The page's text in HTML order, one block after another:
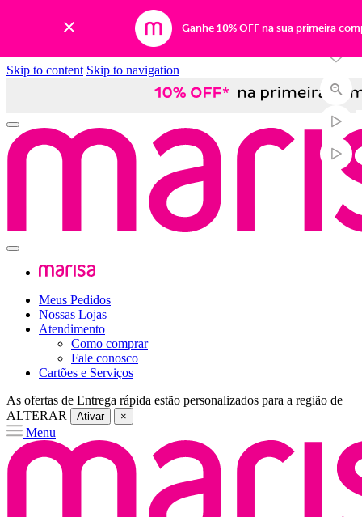
Ganhe 10% OFF na sua primeira
Skip to content Skip to navigation
Meus Pedidos
Nossas Lojas
Atendimento
Como comprar
Fale conosco
Cartões e Serviços
As ofertas de Entrega rápida estão personalizados para a região de
ALTERAR
Ativar ×
Menu